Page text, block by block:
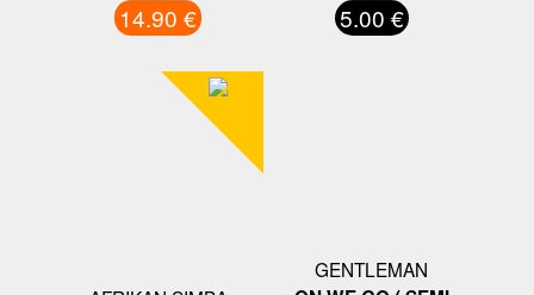
14.90 € 5.00 €
GENTLEMAN